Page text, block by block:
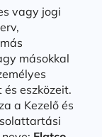
vagy jogi
másokkal
eszközeit.
a Kezelő és